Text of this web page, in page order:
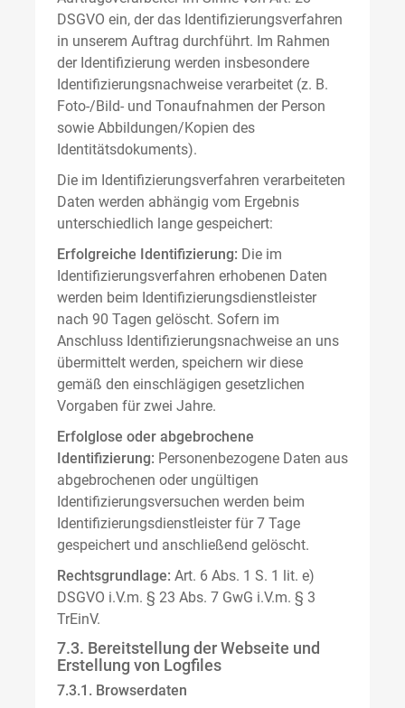
DSGVO ein, der das Identifizierungsverfahren
in unserem Auftrag durchführt. Im Rahmen
der Identifizierung werden insbesondere
Identifizierungsnachweise verarbeitet (z. B.
Foto-/Bild- und Tonaufnahmen der Person
sowie Abbildungen/Kopien des
Identitätsdokuments).
Die im Identifizierungsverfahren verarbeiteten
Daten werden abhängig vom Ergebnis
unterschiedlich lange gespeichert:
Erfolgreiche Identifizierung: Die im
Identifizierungsverfahren erhobenen Daten
werden beim Identifizierungsdienstleister
nach 90 Tagen gelöscht. Sofern im
Anschluss Identifizierungsnachweise an uns
übermittelt werden, speichern wir diese
gemäß den einschlägigen gesetzlichen
Vorgaben für zwei Jahre.
Erfolglose oder abgebrochene
Identifizierung: Personenbezogene Daten aus
abgebrochenen oder ungültigen
Identifizierungsversuchen werden beim
Identifizierungsdienstleister für 7 Tage
gespeichert und anschließend gelöscht.
Rechtsgrundlage: Art. 6 Abs. 1 S. 1 lit. e)
DSGVO i.V.m. § 23 Abs. 7 GwG i.V.m. § 3
TrEinV.
7.3. Bereitstellung der Webseite und
Erstellung von Logfiles
7.3.1. Browserdaten